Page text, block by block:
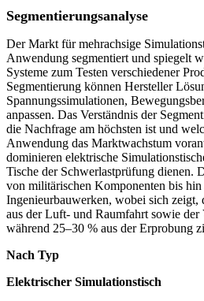
Segmentierungsanalyse
Der Markt für mehrachsige
Anwendung segmentiert und spiegelt
Systeme zum Testen verschiedener
Segmentierung können Hersteller
Spannungssimulationen,
anpassen. Das Verständnis der
die Nachfrage am höchsten ist und
Anwendung das Marktwachstum
dominieren elektrische
Tische der Schwerlastprüfung dienen.
von militärischen Komponenten bis
Ingenieurbauwerken, wobei sich zeigt,
aus der Luft- und Raumfahrt sowie der
während 25–30 % aus der Erprobung
Nach Typ
Elektrischer Simulationstisch